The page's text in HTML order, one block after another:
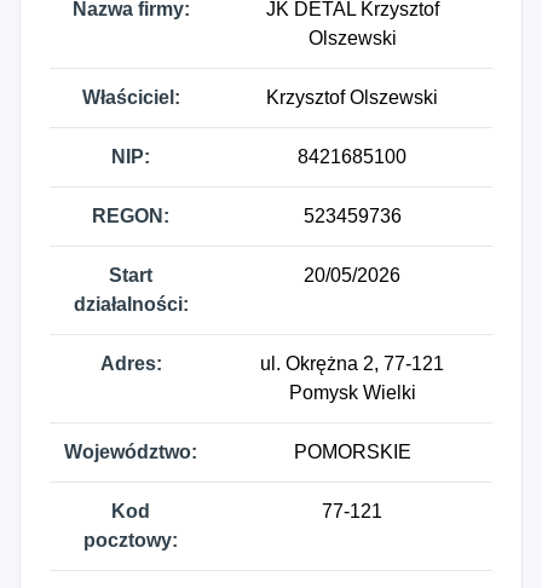
Nazwa firmy:
JK DETAL Krzysztof
Olszewski
Właściciel: Krzysztof Olszewski
NIP: 8421685100
REGON: 523459736
Start
działalności:
20/05/2026
Adres:
ul. Okrężna 2, 77-121
Pomysk Wielki
Województwo: POMORSKIE
Kod
pocztowy:
77-121